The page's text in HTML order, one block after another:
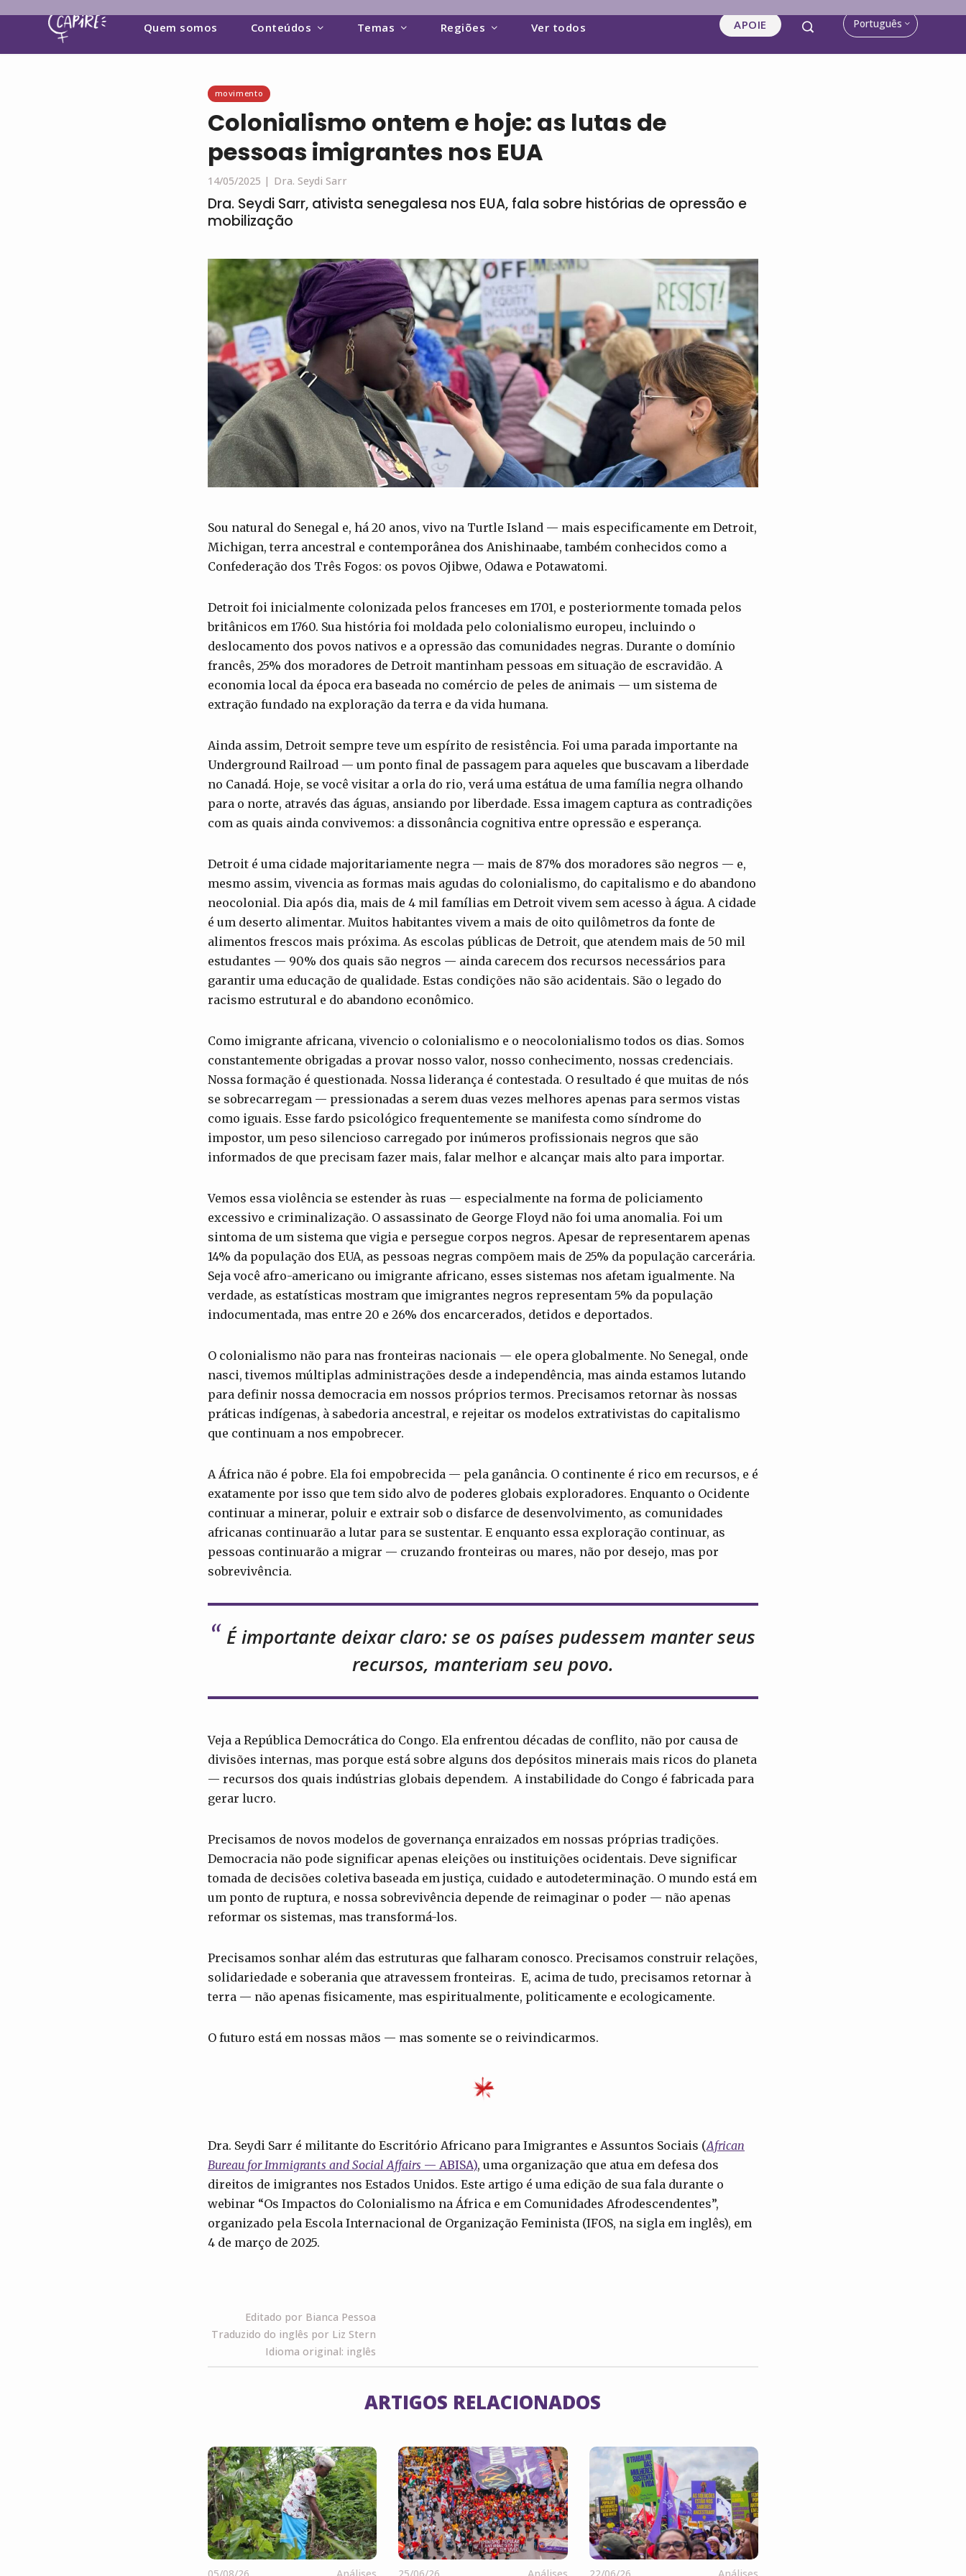
Quem somos Conteúdos Temas Regiões Ver todos APOIE Português
movimento
Colonialismo ontem e hoje: as lutas de
pessoas imigrantes nos EUA
14/05/2025 | Dra. Seydi Sarr
Dra. Seydi Sarr, ativista senegalesa nos EUA, fala sobre histórias de opressão e
mobilização
Sou natural do Senegal e, há 20 anos, vivo na Turtle Island — mais especificamente em Detroit,
Michigan, terra ancestral e contemporânea dos Anishinaabe, também conhecidos como a
Confederação dos Três Fogos: os povos Ojibwe, Odawa e Potawatomi.
Detroit foi inicialmente colonizada pelos franceses em 1701, e posteriormente tomada pelos
britânicos em 1760. Sua história foi moldada pelo colonialismo europeu, incluindo o
deslocamento dos povos nativos e a opressão das comunidades negras. Durante o domínio
francês, 25% dos moradores de Detroit mantinham pessoas em situação de escravidão. A
economia local da época era baseada no comércio de peles de animais — um sistema de
extração fundado na exploração da terra e da vida humana.
Ainda assim, Detroit sempre teve um espírito de resistência. Foi uma parada importante na
Underground Railroad — um ponto final de passagem para aqueles que buscavam a liberdade
no Canadá. Hoje, se você visitar a orla do rio, verá uma estátua de uma família negra olhando
para o norte, através das águas, ansiando por liberdade. Essa imagem captura as contradições
com as quais ainda convivemos: a dissonância cognitiva entre opressão e esperança.
Detroit é uma cidade majoritariamente negra — mais de 87% dos moradores são negros — e,
mesmo assim, vivencia as formas mais agudas do colonialismo, do capitalismo e do abandono
neocolonial. Dia após dia, mais de 4 mil famílias em Detroit vivem sem acesso à água. A cidade
é um deserto alimentar. Muitos habitantes vivem a mais de oito quilômetros da fonte de
alimentos frescos mais próxima. As escolas públicas de Detroit, que atendem mais de 50 mil
estudantes — 90% dos quais são negros — ainda carecem dos recursos necessários para
garantir uma educação de qualidade. Estas condições não são acidentais. São o legado do
racismo estrutural e do abandono econômico.
Como imigrante africana, vivencio o colonialismo e o neocolonialismo todos os dias. Somos
constantemente obrigadas a provar nosso valor, nosso conhecimento, nossas credenciais.
Nossa formação é questionada. Nossa liderança é contestada. O resultado é que muitas de nós
se sobrecarregam — pressionadas a serem duas vezes melhores apenas para sermos vistas
como iguais. Esse fardo psicológico frequentemente se manifesta como síndrome do
impostor, um peso silencioso carregado por inúmeros profissionais negros que são
informados de que precisam fazer mais, falar melhor e alcançar mais alto para importar.
Vemos essa violência se estender às ruas — especialmente na forma de policiamento
excessivo e criminalização. O assassinato de George Floyd não foi uma anomalia. Foi um
sintoma de um sistema que vigia e persegue corpos negros. Apesar de representarem apenas
14% da população dos EUA, as pessoas negras compõem mais de 25% da população carcerária.
Seja você afro-americano ou imigrante africano, esses sistemas nos afetam igualmente. Na
verdade, as estatísticas mostram que imigrantes negros representam 5% da população
indocumentada, mas entre 20 e 26% dos encarcerados, detidos e deportados.
O colonialismo não para nas fronteiras nacionais — ele opera globalmente. No Senegal, onde
nasci, tivemos múltiplas administrações desde a independência, mas ainda estamos lutando
para definir nossa democracia em nossos próprios termos. Precisamos retornar às nossas
práticas indígenas, à sabedoria ancestral, e rejeitar os modelos extrativistas do capitalismo
que continuam a nos empobrecer.
A África não é pobre. Ela foi empobrecida — pela ganância. O continente é rico em recursos, e é
exatamente por isso que tem sido alvo de poderes globais exploradores. Enquanto o Ocidente
continuar a minerar, poluir e extrair sob o disfarce de desenvolvimento, as comunidades
africanas continuarão a lutar para se sustentar. E enquanto essa exploração continuar, as
pessoas continuarão a migrar — cruzando fronteiras ou mares, não por desejo, mas por
sobrevivência.
É importante deixar claro: se os países pudessem manter seus
recursos, manteriam seu povo.
Veja a República Democrática do Congo. Ela enfrentou décadas de conflito, não por causa de
divisões internas, mas porque está sobre alguns dos depósitos minerais mais ricos do planeta
— recursos dos quais indústrias globais dependem. A instabilidade do Congo é fabricada para
gerar lucro.
Precisamos de novos modelos de governança enraizados em nossas próprias tradições.
Democracia não pode significar apenas eleições ou instituições ocidentais. Deve significar
tomada de decisões coletiva baseada em justiça, cuidado e autodeterminação. O mundo está em
um ponto de ruptura, e nossa sobrevivência depende de reimaginar o poder — não apenas
reformar os sistemas, mas transformá-los.
Precisamos sonhar além das estruturas que falharam conosco. Precisamos construir relações,
solidariedade e soberania que atravessem fronteiras. E, acima de tudo, precisamos retornar à
terra — não apenas fisicamente, mas espiritualmente, politicamente e ecologicamente.
O futuro está em nossas mãos — mas somente se o reivindicarmos.
Dra. Seydi Sarr é militante do Escritório Africano para Imigrantes e Assuntos Sociais (African
Bureau for Immigrants and Social Affairs — ABISA), uma organização que atua em defesa dos
direitos de imigrantes nos Estados Unidos. Este artigo é uma edição de sua fala durante o
webinar “Os Impactos do Colonialismo na África e em Comunidades Afrodescendentes”,
organizado pela Escola Internacional de Organização Feminista (IFOS, na sigla em inglês), em
4 de março de 2025.
Editado por Bianca Pessoa
Traduzido do inglês por Liz Stern
Idioma original: inglês
ARTIGOS RELACIONADOS
05/08/26 Análises 25/06/26 Análises 22/06/26 Análises